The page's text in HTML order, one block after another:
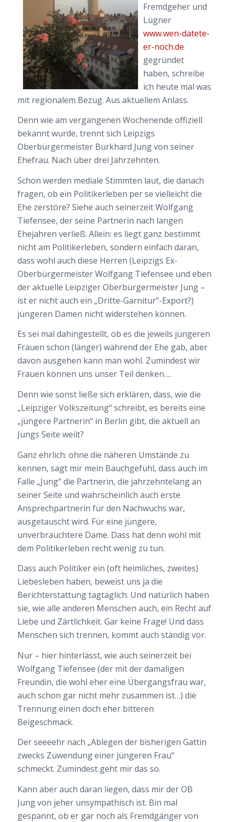
Fremdgeher und
Lügner
www.wen-datete-
er-noch.de
gegründet
haben, schreibe
ich heute mal was
mit regionalem Bezug. Aus aktuellem Anlass.
Denn wie am vergangenen Wochenende offiziell
bekannt wurde, trennt sich Leipzigs
Oberbürgermeister Burkhard Jung von seiner
Ehefrau. Nach über drei Jahrzehnten.
Schon werden mediale Stimmten laut, die danach
fragen, ob ein Politikerleben per se vielleicht die
Ehe zerstöre? Siehe auch seinerzeit Wolfgang
Tiefensee, der seine Partnerin nach langen
Ehejahren verließ. Allein: es liegt ganz bestimmt
nicht am Politikerleben, sondern einfach daran,
dass wohl auch diese Herren (Leipzigs Ex-
Oberbürgermeister Wolfgang Tiefensee und eben
der aktuelle Leipziger Oberbürgermeister Jung –
ist er nicht auch ein „Dritte-Garnitur“-Export?)
jüngeren Damen nicht widerstehen können.
Es sei mal dahingestellt, ob es die jeweils jüngeren
Frauen schon (länger) während der Ehe gab, aber
davon ausgehen kann man wohl. Zumindest wir
Frauen können uns unser Teil denken….
Denn wie sonst ließe sich erklären, dass, wie die
„Leipziger Volkszeitung“ schreibt, es bereits eine
„jüngere Partnerin“ in Berlin gibt, die aktuell an
Jungs Seite weilt?
Ganz ehrlich: ohne die näheren Umstände zu
kennen, sagt mir mein Bauchgefühl, dass auch im
Falle „Jung“ die Partnerin, die jahrzehntelang an
seiner Seite und wahrscheinlich auch erste
Ansprechpartnerin für den Nachwuchs war,
ausgetauscht wird. Für eine jüngere,
unverbrauchtere Dame. Dass hat denn wohl mit
dem Politikerleben recht wenig zu tun.
Dass auch Politiker ein (oft heimliches, zweites)
Liebesleben haben, beweist uns ja die
Berichterstattung tagtäglich. Und natürlich haben
sie, wie alle anderen Menschen auch, ein Recht auf
Liebe und Zärtlichkeit. Gar keine Frage! Und dass
Menschen sich trennen, kommt auch ständig vor.
Nur – hier hinterlässt, wie auch seinerzeit bei
Wolfgang Tiefensee (der mit der damaligen
Freundin, die wohl eher eine Übergangsfrau war,
auch schon gar nicht mehr zusammen ist…) die
Trennung einen doch eher bitteren
Beigeschmack.
Der seeeehr nach „Ablegen der bisherigen Gattin
zwecks Zuwendung einer jüngeren Frau“
schmeckt. Zumindest geht mir das so.
Kann aber auch daran liegen, dass mir der OB
Jung von jeher unsympathisch ist. Bin mal
gespannt, ob er gar noch als Fremdgänger von